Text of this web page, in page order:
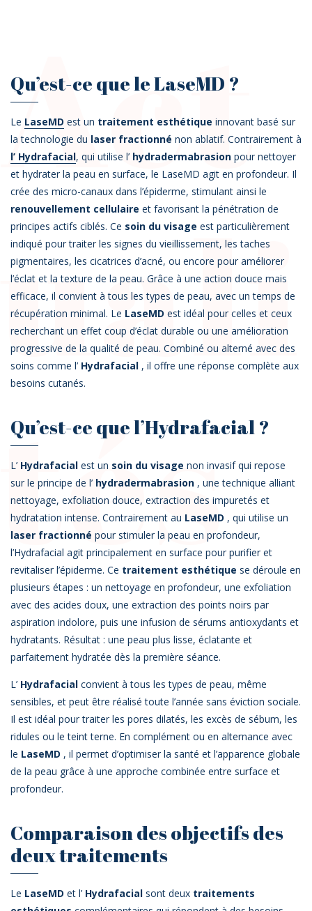
Act
uali
tés
Qu’est-ce que le LaseMD ?
Le LaseMD est un traitement esthétique innovant basé sur
la technologie du laser fractionné non ablatif. Contrairement à
l’ Hydrafacial, qui utilise l’ hydradermabrasion pour nettoyer
et hydrater la peau en surface, le LaseMD agit en profondeur. Il
crée des micro-canaux dans l’épiderme, stimulant ainsi le
renouvellement cellulaire et favorisant la pénétration de
principes actifs ciblés. Ce soin du visage est particulièrement
indiqué pour traiter les signes du vieillissement, les taches
pigmentaires, les cicatrices d’acné, ou encore pour améliorer
l’éclat et la texture de la peau. Grâce à une action douce mais
efficace, il convient à tous les types de peau, avec un temps de
récupération minimal. Le LaseMD est idéal pour celles et ceux
recherchant un effet coup d’éclat durable ou une amélioration
progressive de la qualité de peau. Combiné ou alterné avec des
soins comme l’ Hydrafacial , il offre une réponse complète aux
besoins cutanés.
Qu’est-ce que l’Hydrafacial ?
L’ Hydrafacial est un soin du visage non invasif qui repose
sur le principe de l’ hydradermabrasion , une technique alliant
nettoyage, exfoliation douce, extraction des impuretés et
hydratation intense. Contrairement au LaseMD , qui utilise un
laser fractionné pour stimuler la peau en profondeur,
l’Hydrafacial agit principalement en surface pour purifier et
revitaliser l’épiderme. Ce traitement esthétique se déroule en
plusieurs étapes : un nettoyage en profondeur, une exfoliation
avec des acides doux, une extraction des points noirs par
aspiration indolore, puis une infusion de sérums antioxydants et
hydratants. Résultat : une peau plus lisse, éclatante et
parfaitement hydratée dès la première séance.
L’ Hydrafacial convient à tous les types de peau, même
sensibles, et peut être réalisé toute l’année sans éviction sociale.
Il est idéal pour traiter les pores dilatés, les excès de sébum, les
ridules ou le teint terne. En complément ou en alternance avec
le LaseMD , il permet d’optimiser la santé et l’apparence globale
de la peau grâce à une approche combinée entre surface et
profondeur.
Comparaison des objectifs des
deux traitements
Le LaseMD et l’ Hydrafacial sont deux traitements